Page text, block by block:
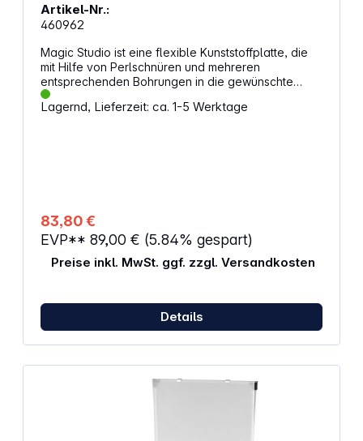
Artikel-Nr.:
460962
Magic Studio ist eine flexible Kunststoffplatte, die
mit Hilfe von Perlschnüren und mehreren
entsprechenden Bohrungen in die gewünschte
Wölbung gebracht werden. Je nach Bohrung oder
Länge der Perlschnur ergeben sich alle möglichen
Lagernd, Lieferzeit: ca. 1-5 Werktage
83,80 €
EVP** 89,00 € (5.84% gespart)
Preise inkl. MwSt. ggf. zzgl. Versandkosten
Details